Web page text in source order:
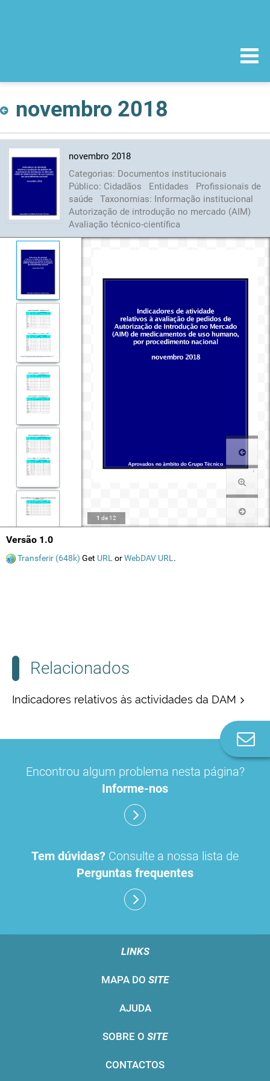
novembro 2018
novembro 2018
Categorias: Documentos institucionais
Público: Cidadãos Entidades
Profissionais de
saúde
Taxonomias: Informação institucional
Autorização de introdução no mercado (AIM)
Avaliação técnico-científica
1 de 12
Versão 1.0
Transferir (648k) Get URL orWebDAV URL .
Relacionados
Indicadores relativos às actividades da DAM
Encontrou algum problema nesta página?
Informe-nos
Tem dúvidas? Consulte a nossa lista de
Perguntas frequentes
LINKS
MAPA DO SITE
AJUDA
SOBRE O SITE
CONTACTOS